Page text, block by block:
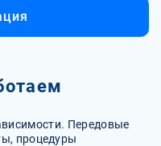
Передовые
процедуры